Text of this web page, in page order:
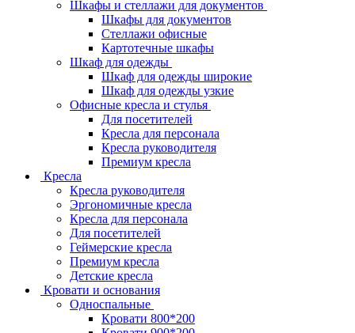
Шкафы и стеллажи для документов
Шкафы для документов
Стеллажи офисные
Картотечные шкафы
Шкаф для одежды
Шкаф для одежды широкие
Шкаф для одежды узкие
Офисные кресла и стулья
Для посетителей
Кресла для персонала
Кресла руководителя
Премиум кресла
Кресла
Кресла руководителя
Эргономичные кресла
Кресла для персонала
Для посетителей
Геймерские кресла
Премиум кресла
Детские кресла
Кровати и основания
Односпальные
Кровати 800*200